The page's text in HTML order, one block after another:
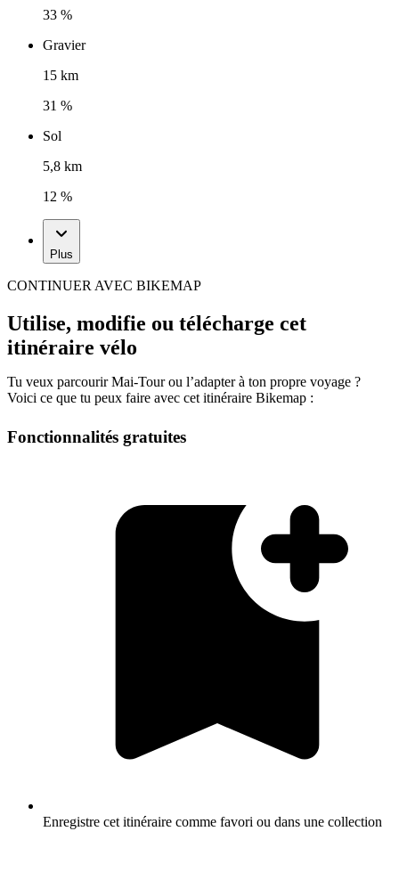
33 %
Gravier
15 km
31 %
Sol
5,8 km
12 %
Plus
CONTINUER AVEC BIKEMAP
Utilise, modifie ou télécharge cet
itinéraire vélo
Tu veux parcourir Mai-Tour ou l’adapter à ton propre voyage ?
Voici ce que tu peux faire avec cet itinéraire Bikemap :
Fonctionnalités gratuites
Enregistre cet itinéraire comme favori ou dans une collection